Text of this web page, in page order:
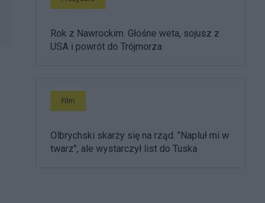
Rok z Nawrockim. Głośne weta, sojusz z
USA i powrót do Trójmorza
Film
Olbrychski skarży się na rząd. "Napluł mi w
twarz", ale wystarczył list do Tuska